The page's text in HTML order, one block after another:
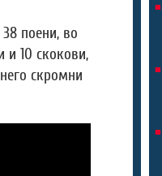
поени, во
и 10 скокови,
скромни